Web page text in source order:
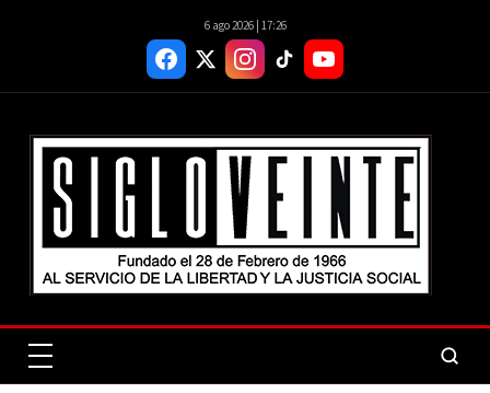
6 ago 2026 | 17:26